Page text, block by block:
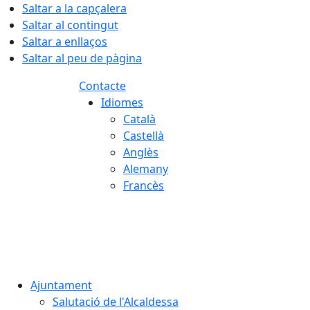
Saltar a la capçalera
Saltar al contingut
Saltar a enllaços
Saltar al peu de pàgina
Contacte
Idiomes
Català
Castellà
Anglès
Alemany
Francès
Ajuntament
Salutació de l'Alcaldessa